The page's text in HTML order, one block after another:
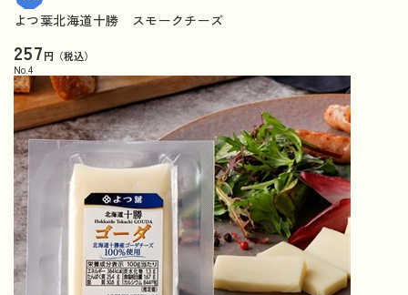
よつ葉北海道十勝 スモークチーズ
257円（税込）
No. 4